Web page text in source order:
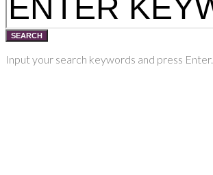
SEARCH
Input your search keywords and press Enter.